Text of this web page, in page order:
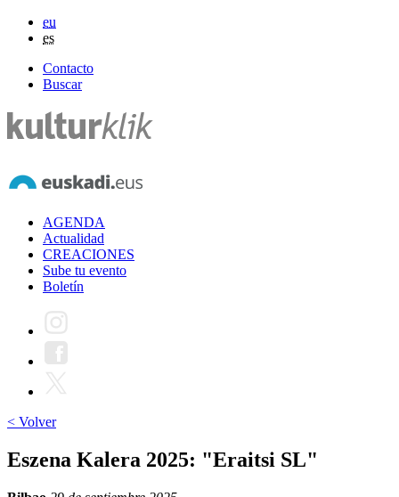
eu
es
Contacto
Buscar
AGENDA
Actualidad
CREACIONES
Sube tu evento
Boletín
< Volver
Eszena Kalera 2025: "Eraitsi SL"